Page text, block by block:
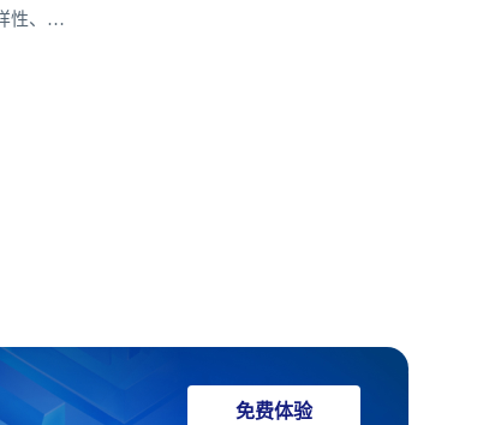
性、稳
免费体验